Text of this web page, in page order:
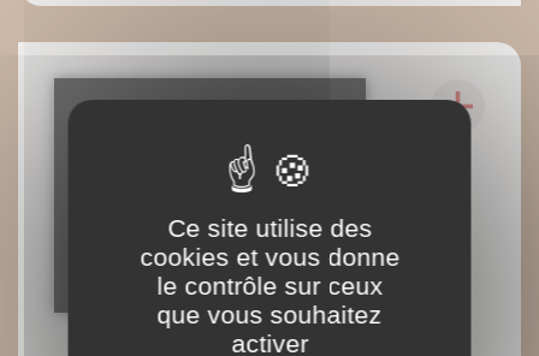
Ce site utilise des
cookies et vous donne
le contrôle sur ceux
que vous souhaitez
activer